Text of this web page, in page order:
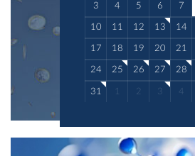
3 4 5 6 7
10 11 12 13 14
17 18 19 20 21
24 25 26 27 28
31 1 2 3 4